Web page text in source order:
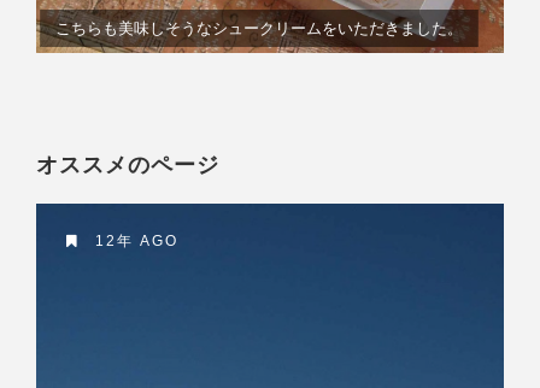
こちらも美味しそうなシュークリームをいただきました。
オススメのページ
12年 AGO